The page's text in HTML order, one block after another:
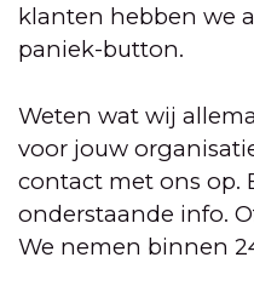
klanten hebben we
paniek-button.
Weten wat wij
voor jouw
contact met ons op.
onderstaande info.
We nemen binnen